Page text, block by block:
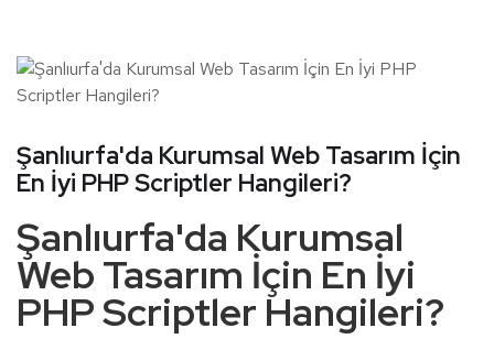
Şanlıurfa'da Kurumsal Web Tasarım İçin
En İyi PHP Scriptler Hangileri?
Şanlıurfa'da Kurumsal
Web Tasarım İçin En İyi
PHP Scriptler Hangileri?